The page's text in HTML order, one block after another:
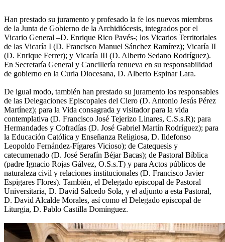
Han prestado su juramento y profesado la fe los nuevos miembros
de la Junta de Gobierno de la Archidiócesis, integrados por el
Vicario General –D. Enrique Rico Pavés-; los Vicarios Territoriales
de las Vicaría I (D. Francisco Manuel Sánchez Ramírez); Vicaría II
(D. Enrique Ferrer); y Vicaría III (D. Alberto Sedano Rodríguez).
En Secretaría General y Cancillería renueva en su responsabilidad
de gobierno en la Curia Diocesana, D. Alberto Espinar Lara.
De igual modo, también han prestado su juramento los responsables
de las Delegaciones Episcopales del Clero (D. Antonio Jesús Pérez
Martínez); para la Vida consagrada y visitador para la vida
contemplativa (D. Francisco José Tejerizo Linares, C.S.s.R); para
Hermandades y Cofradías (D. José Gabriel Martín Rodríguez); para
la Educación Católica y Enseñanza Religiosa, D. Ildefonso
Leopoldo Fernández-Fígares Vicioso); de Catequesis y
catecumenado (D. José Serafín Béjar Bacas); de Pastoral Bíblica
(padre Ignacio Rojas Gálvez, O.S.s.T) y para Actos públicos de
naturaleza civil y relaciones institucionales (D. Francisco Javier
Espigares Flores). También, el Delegado episcopal de Pastoral
Universitaria, D. David Salcedo Sola, y el adjunto a esta Pastoral,
D. David Alcalde Morales, así como el Delegado episcopal de
Liturgia, D. Pablo Castilla Domínguez.